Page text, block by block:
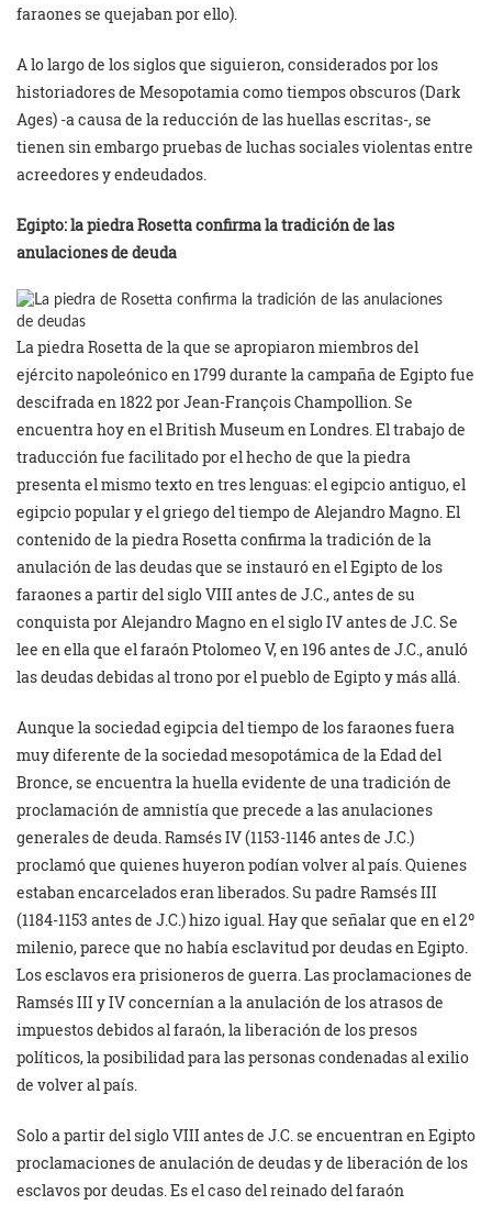
faraones se quejaban por ello).
A lo largo de los siglos que siguieron, considerados por los
historiadores de Mesopotamia como tiempos obscuros (Dark
Ages) -a causa de la reducción de las huellas escritas-, se
tienen sin embargo pruebas de luchas sociales violentas entre
acreedores y endeudados.
Egipto: la piedra Rosetta confirma la tradición de las
anulaciones de deuda
La piedra Rosetta de la que se apropiaron miembros del
ejército napoleónico en 1799 durante la campaña de Egipto fue
descifrada en 1822 por Jean-François Champollion. Se
encuentra hoy en el British Museum en Londres. El trabajo de
traducción fue facilitado por el hecho de que la piedra
presenta el mismo texto en tres lenguas: el egipcio antiguo, el
egipcio popular y el griego del tiempo de Alejandro Magno. El
contenido de la piedra Rosetta confirma la tradición de la
anulación de las deudas que se instauró en el Egipto de los
faraones a partir del siglo VIII antes de J.C., antes de su
conquista por Alejandro Magno en el siglo IV antes de J.C. Se
lee en ella que el faraón Ptolomeo V, en 196 antes de J.C., anuló
las deudas debidas al trono por el pueblo de Egipto y más allá.
Aunque la sociedad egipcia del tiempo de los faraones fuera
muy diferente de la sociedad mesopotámica de la Edad del
Bronce, se encuentra la huella evidente de una tradición de
proclamación de amnistía que precede a las anulaciones
generales de deuda. Ramsés IV (1153-1146 antes de J.C.)
proclamó que quienes huyeron podían volver al país. Quienes
estaban encarcelados eran liberados. Su padre Ramsés III
(1184-1153 antes de J.C.) hizo igual. Hay que señalar que en el 2º
milenio, parece que no había esclavitud por deudas en Egipto.
Los esclavos era prisioneros de guerra. Las proclamaciones de
Ramsés III y IV concernían a la anulación de los atrasos de
impuestos debidos al faraón, la liberación de los presos
políticos, la posibilidad para las personas condenadas al exilio
de volver al país.
Solo a partir del siglo VIII antes de J.C. se encuentran en Egipto
proclamaciones de anulación de deudas y de liberación de los
esclavos por deudas. Es el caso del reinado del faraón